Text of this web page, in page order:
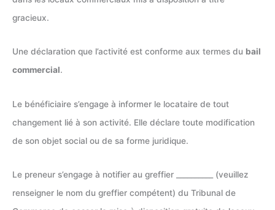
gracieux.
Une déclaration que l’activité est conforme aux termes du bail
commercial.
Le bénéficiaire s’engage à informer le locataire de tout
changement lié à son activité. Elle déclare toute modification
de son objet social ou de sa forme juridique.
Le preneur s’engage à notifier au greffier __________ (veuillez
renseigner le nom du greffier compétent) du Tribunal de